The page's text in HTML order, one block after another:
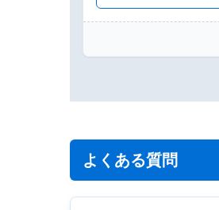
よくある質問